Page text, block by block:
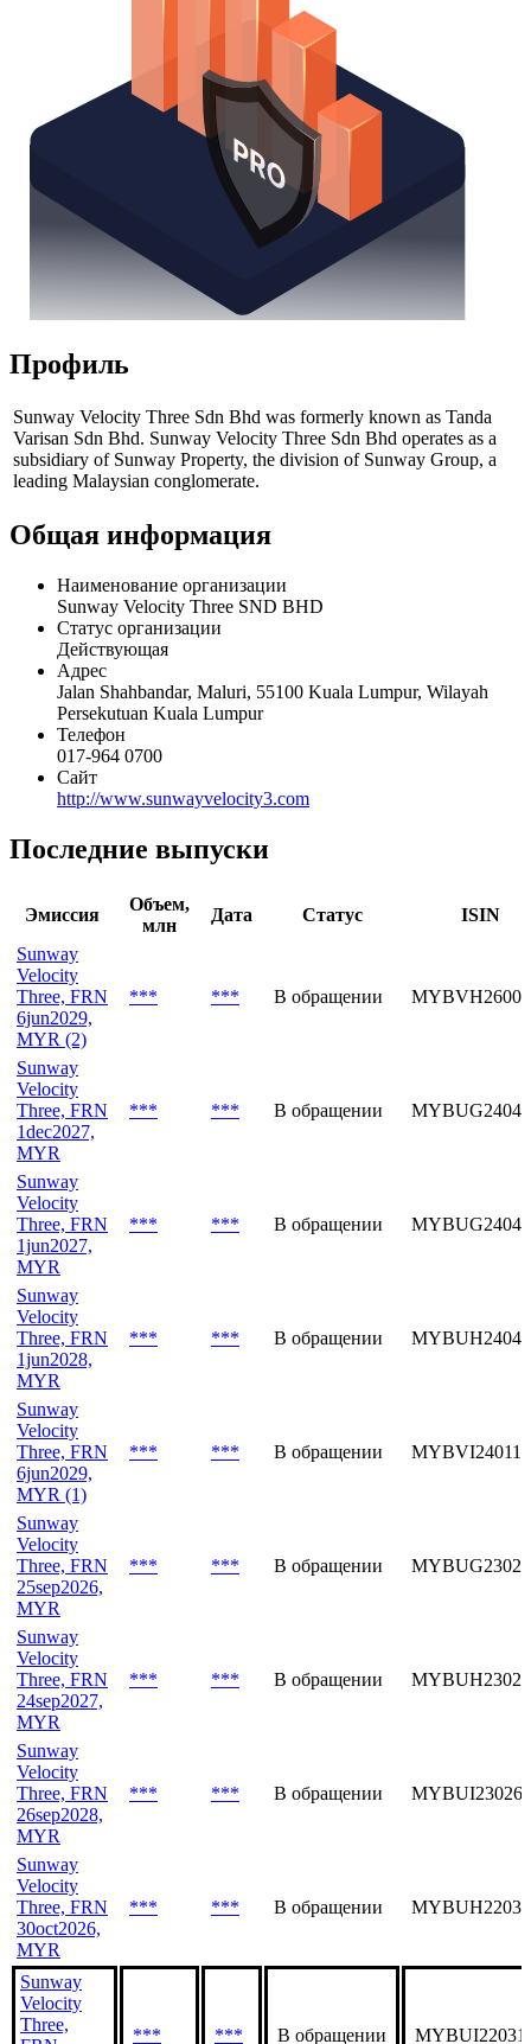
Профиль
Sunway Velocity Three Sdn Bhd was formerly known as Tanda
Varisan Sdn Bhd. Sunway Velocity Three Sdn Bhd operates as a
subsidiary of Sunway Property, the division of Sunway Group, a
leading Malaysian conglomerate.
Общая информация
Наименование организации
Sunway Velocity Three SND BHD
Статус организации
Действующая
Адрес
Jalan Shahbandar, Maluri, 55100 Kuala Lumpur, Wilayah
Persekutuan Kuala Lumpur
Телефон
017-964 0700
Сайт
http://www.sunwayvelocity3.com
Последние выпуски
Эмиссия
Объем,
млн
Дата Статус
ISIN
Sunway
Velocity
Three, FRN
6jun2029,
MYR (2)
*** *** В обращении
Sunway
Velocity
Three, FRN
1dec2027,
MYR
*** *** В обращении
Sunway
Velocity
Three, FRN
1jun2027,
MYR
*** *** В обращении
Sunway
Velocity
Three, FRN
1jun2028,
MYR
*** *** В обращении
Sunway
Velocity
Three, FRN
6jun2029,
MYR (1)
*** *** В обращении
Sunway
Velocity
Three, FRN
25sep2026,
MYR
*** *** В обращении
Sunway
Velocity
Three, FRN
24sep2027,
MYR
*** *** В обращении
Sunway
Velocity
Three, FRN
26sep2028,
MYR
*** *** В обращении
Sunway
Velocity
Three, FRN
30oct2026,
MYR
*** *** В обращении
Sunway
Velocity
Three,
*** *** В обращении